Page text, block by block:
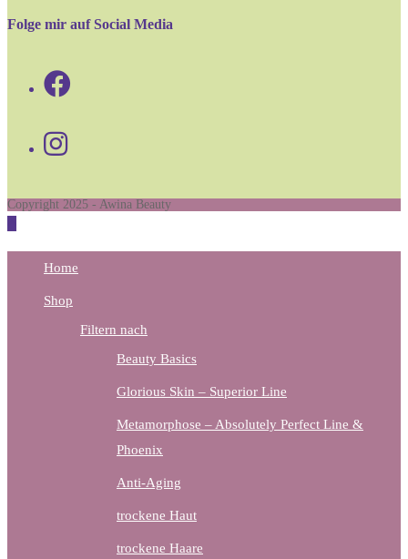
Folge mir auf Social Media
tab
Copyright 2025 - Awina Beauty
Home
Shop
Filtern nach
Beauty Basics
Glorious Skin – Superior Line
Metamorphose – Absolutely Perfect Line &
Phoenix
Anti-Aging
trockene Haut
trockene Haare